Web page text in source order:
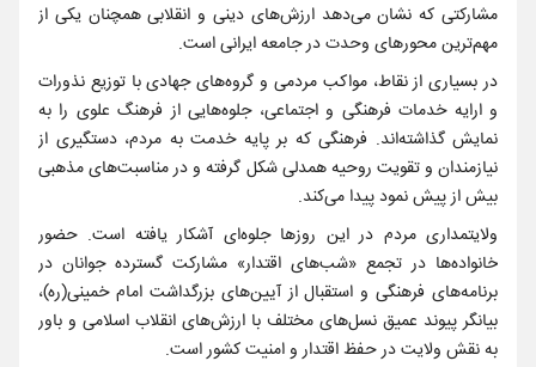
مشارکتی که نشان می‌دهد ارزش‌های دینی و انقلابی همچنان یکی از
مهم‌ترین محورهای وحدت در جامعه ایرانی است.
در بسیاری از نقاط، مواکب مردمی و گروه‌های جهادی با توزیع نذورات
و ارایه خدمات فرهنگی و اجتماعی، جلوه‌هایی از فرهنگ علوی را به
نمایش گذاشته‌اند. فرهنگی که بر پایه خدمت به مردم، دستگیری از
نیازمندان و تقویت روحیه همدلی شکل گرفته و در مناسبت‌های مذهبی
بیش از پیش نمود پیدا می‌کند.
ولایتمداری مردم در این روزها جلوه‌ای آشکار یافته است. حضور
خانواده‌ها در تجمع «شب‌های اقتدار» مشارکت گسترده جوانان در
برنامه‌های فرهنگی و استقبال از آیین‌های بزرگداشت امام خمینی(ره)،
بیانگر پیوند عمیق نسل‌های مختلف با ارزش‌های انقلاب اسلامی و باور
به نقش ولایت در حفظ اقتدار و امنیت کشور است.